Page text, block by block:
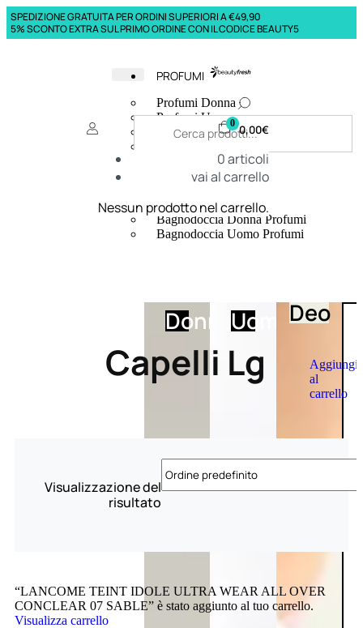
SPEDIZIONE GRATUITA PER ORDINI SUPERIORI A €49,90
5% SCONTO EXTRA SUL PRIMO ORDINE CON IL CODICE BEAUTY5
PROFUMI
Profumi Donna
Profumi Uomo
Deodoranti Donna
Corpo Donna
Corpo Uomo
Creme Mani
Bagnodoccia Donna Profumi
Bagnodoccia Uomo Profumi
DonnaUomoDeo
Aggiungi
al
carrello
0 0,00€
0articoli
vai al carrello
Nessun prodotto nel carrello.
Capelli Lg
Visualizzazione del
risultato
“LANCOME TEINT IDOLE ULTRA WEAR ALL OVER
CONCLEAR 07 SABLE” è stato aggiunto al tuo carrello.
Visualizza carrello